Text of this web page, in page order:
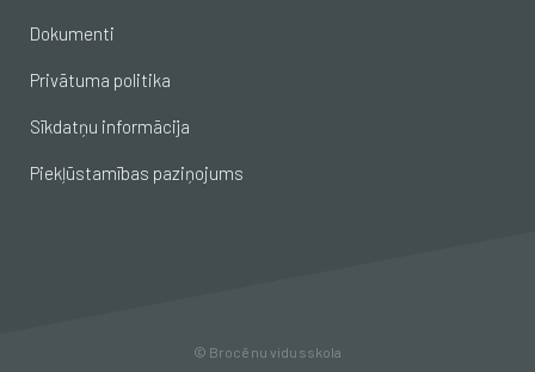
Dokumenti
Privātuma politika
Sīkdatņu informācija
Piekļūstamības paziņojums
© Brocēnu vidusskola